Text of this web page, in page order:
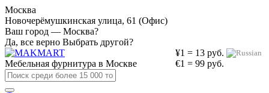
Москва
Новочерёмушкинская улица, 61 (Офис)
Ваш город — Москва?
Да, все верно Выбрать другой?
¥1 = 13 руб.
€1 = 99 руб.
Мебельная фурнитура в Москве